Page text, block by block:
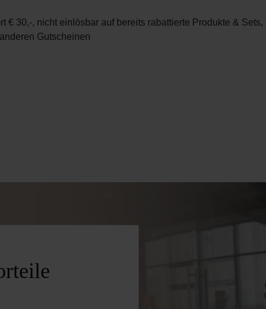
€ 30,-, nicht einlösbar auf bereits rabattierte Produkte &
Gutscheinen